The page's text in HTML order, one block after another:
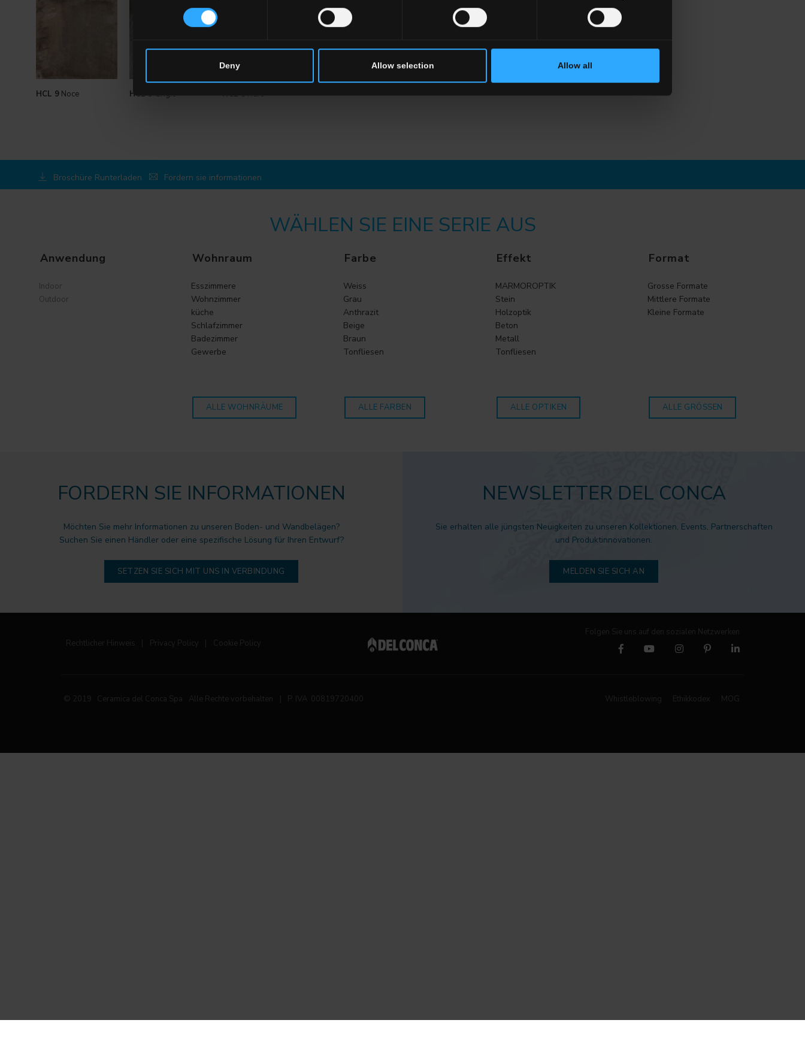
Deny Allow selection Allow all
HCL 9 Noce HCL 5Grigio HCL 8Nero
Broschüre Runterladen Fordern sie informationen
WÄHLEN SIE EINE SERIE AUS
Anwendung
Indoor
Outdoor
Wohnraum
Esszimmere
Wohnzimmer
küche
Schlafzimmer
Badezimmer
Gewerbe
ALLE WOHNRÄUME
Farbe
Weiss
Grau
Anthrazit
Beige
Braun
Tonfliesen
ALLE FARBEN
Effekt
MARMOROPTIK
Stein
Holzoptik
Beton
Metall
Tonfliesen
ALLE OPTIKEN
Format
Grosse Formate
Mittlere Formate
Kleine Formate
ALLE GRÖSSEN
FORDERN SIE INFORMATIONEN
Möchten Sie mehr Informationen zu unseren Boden- und Wandbelägen?
Suchen Sie einen Händler oder eine spezifische Lösung für Ihren Entwurf?
SETZEN SIE SICH MIT UNS IN VERBINDUNG
NEWSLETTER DEL CONCA
Sie erhalten alle jüngsten Neuigkeiten zu unseren Kollektionen, Events, Partnerschaften
und Produktinnovationen.
MELDEN SIE SICH AN
Rechtlicher Hinweis Privacy Policy Cookie Policy
Folgen Sie uns auf den sozialen Netzwerken
© 2019 Ceramica del Conca Spa Alle Rechte vorbehalten P. IVA 00819720400 Whistleblowing Ethikkodex MOG